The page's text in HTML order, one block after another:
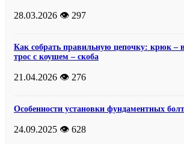
28.03.2026 👁️ 297
Как собрать правильную цепочку: крюк –
трос с коушем – скоба
21.04.2026 👁️ 276
Особенности установки фундаментных
24.09.2025 👁️ 628